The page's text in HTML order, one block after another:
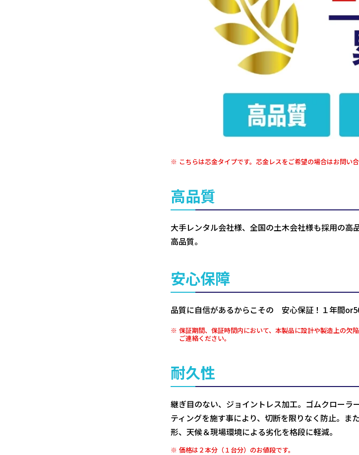
こちらは芯金タイプです。芯金レスをご希望の場合はお問い合
高品質
大手レンタル会社様、全国の土木会社様も採用の
高品質。
安心保障
品質に自信があるからこその 安心保証！１年間
保証期間、保証時間内において、本製品に設計や製造上の欠
ご連絡ください。
耐久性
継ぎ目のない、ジョイントレス加工。ゴムクロー
ティングを施す事により、切断を限りなく防止。
形、天候＆現場環境による劣化を格段に軽減。
価格は２本分（１台分）のお値段です。